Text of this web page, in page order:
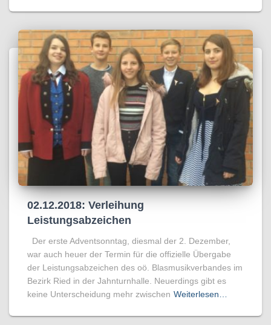
02.12.2018: Verleihung
Leistungsabzeichen
Der erste Adventsonntag, diesmal der 2. Dezember,
war auch heuer der Termin für die offizielle Übergabe
der Leistungsabzeichen des oö. Blasmusikverbandes im
Bezirk Ried in der Jahnturnhalle. Neuerdings gibt es
keine Unterscheidung mehr zwischen Weiterlesen…